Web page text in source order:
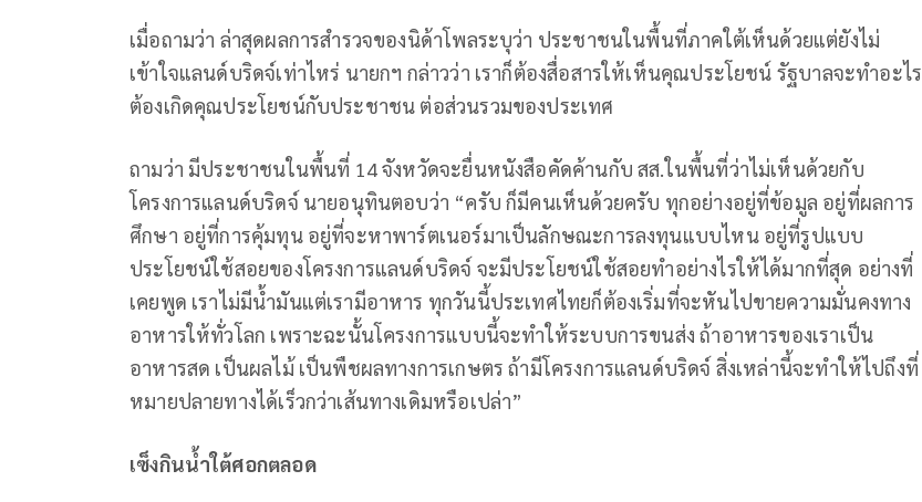
เมื่อถามว่า ล่าสุดผลการสํารวจของนิด้าโพลระบุว่า ประชาชนในพื้นที่ภาคใต้เห็นด้วยแต่ยังไม่
เข้าใจแลนด์บริดจ์เท่าไหร่ นายกฯ กล่าวว่า เราก็ต้องสื่อสารให้เห็นคุณประโยชน์ รัฐบาลจะทําอะไร
ต้องเกิดคุณประโยชน์กับประชาชน ต่อส่วนรวมของประเทศ
ถามว่า มีประชาชนในพื้นที่ 14 จังหวัดจะยื่นหนังสือคัดค้านกับ สส.ในพื้นที่ว่าไม่เห็นด้วยกับ
โครงการแลนด์บริดจ์ นายอนุทินตอบว่า “ครับ ก็มีคนเห็นด้วยครับ ทุกอย่างอยู่ที่ข้อมูล อยู่ที่ผลการ
ศึกษา อยู่ที่การคุ้มทุน อยู่ที่จะหาพาร์ตเนอร์มาเป็นลักษณะการลงทุนแบบไหน อยู่ที่รูปแบบ
ประโยชน์ใช้สอยของโครงการแลนด์บริดจ์ จะมีประโยชน์ใช้สอยทําอย่างไรให้ได้มากที่สุด อย่างที่
เคยพูด เราไม่มีน้ำมันแต่เรามีอาหาร ทุกวันนี้ประเทศไทยก็ต้องเริ่มที่จะหันไปขายความมั่นคงทาง
อาหารให้ทั่วโลก เพราะฉะนั้นโครงการแบบนี้จะทําให้ระบบการขนส่ง ถ้าอาหารของเราเป็น
อาหารสด เป็นผลไม้ เป็นพืชผลทางการเกษตร ถ้ามีโครงการแลนด์บริดจ์ สิ่งเหล่านี้จะทําให้ไปถึงที่
หมายปลายทางได้เร็วกว่าเส้นทางเดิมหรือเปล่า”
เซ็งกินน้ำใต้ศอกตลอด